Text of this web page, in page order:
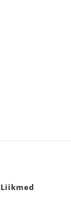
Liikmed